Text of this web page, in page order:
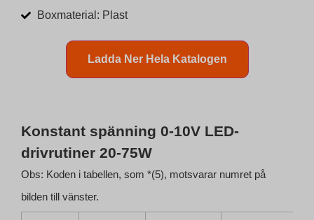
Boxmaterial: Plast
Ladda Ner Hela Katalogen
Konstant spänning 0-10V LED-
drivrutiner 20-75W
Obs: Koden i tabellen, som *(5), motsvarar numret på
bilden till vänster.